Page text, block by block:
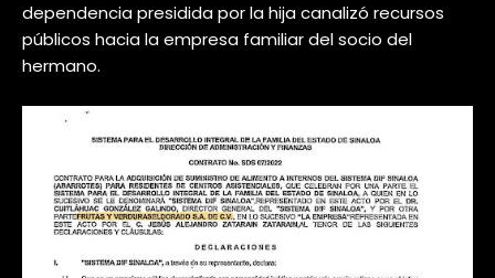
dependencia presidida por la hija canalizó recursos
públicos hacia la empresa familiar del socio del
hermano.